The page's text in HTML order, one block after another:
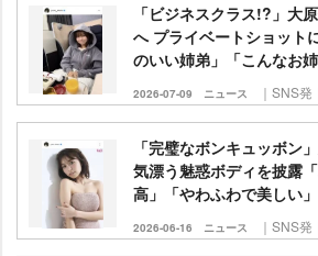
「ビジネスクラス!?」大
へ プライベートショット
のいい姉弟」「こんなお
2026-07-09 ニュース ｜SNS発
「完璧なボンキュッボン
気漂う魅惑ボディを披露
高」「やわふわで美しい」
2026-06-16 ニュース ｜SNS発